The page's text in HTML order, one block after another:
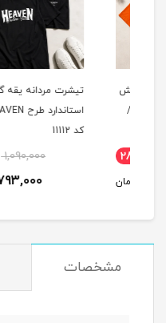
تیشرت مردانه یقه گرد لش
استاندارد طرح HEAVEN /
1,090,000 28٪
793,000 تومان
مشخصات